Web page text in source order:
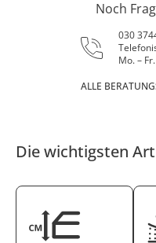
Noch
030
Mo. –
ALLE
Die wichtigsten